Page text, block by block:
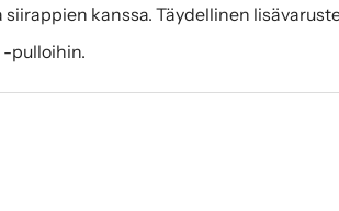
siirappien kanssa. Täydellinen
-pulloihin.